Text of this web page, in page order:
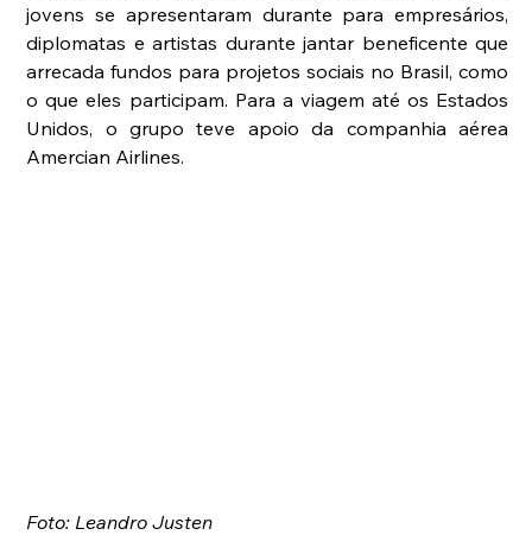
jovens se apresentaram durante para empresários,
diplomatas e artistas durante jantar beneficente que
arrecada fundos para projetos sociais no Brasil, como
o que eles participam. Para a viagem até os Estados
Unidos, o grupo teve apoio da companhia aérea
Amercian Airlines.
Foto: Leandro Justen